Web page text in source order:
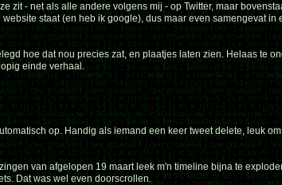
zit - net als alle andere volgens mij - op Twitter, maar
staat (en heb ik google), dus maar even samengevat in
hoe dat nou precies zat, en plaatjes laten zien. Helaas te
einde verhaal.
op. Handig als iemand een keer tweet delete, leuk
van afgelopen 19 maart leek m'n timeline bijna te
Dat was wel even doorscrollen.